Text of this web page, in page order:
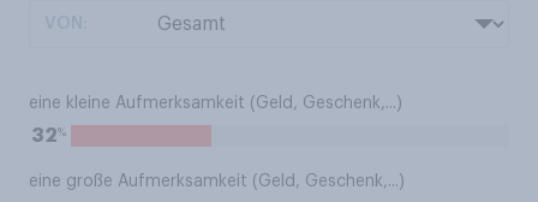
eine kleine Aufmerksamkeit (Geld, Geschenk,...)
32%
eine große Aufmerksamkeit (Geld, Geschenk,...)